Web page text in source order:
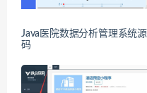
Java医院数据分析管理系统源
码